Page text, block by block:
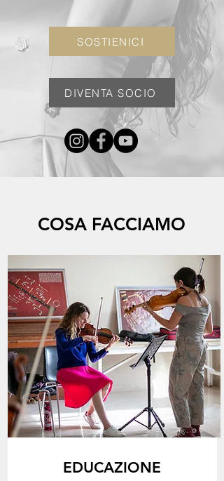
SOSTIENICI
DIVENTA SOCIO
COSA FACCIAMO
EDUCAZIONE